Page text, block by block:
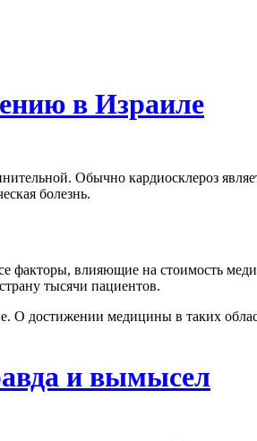
в Израиле
Обычно кардиосклероз
болезнь.
факторы, влияющие на стоимость
тысячи пациентов.
достижении медицины в таких
и вымысел